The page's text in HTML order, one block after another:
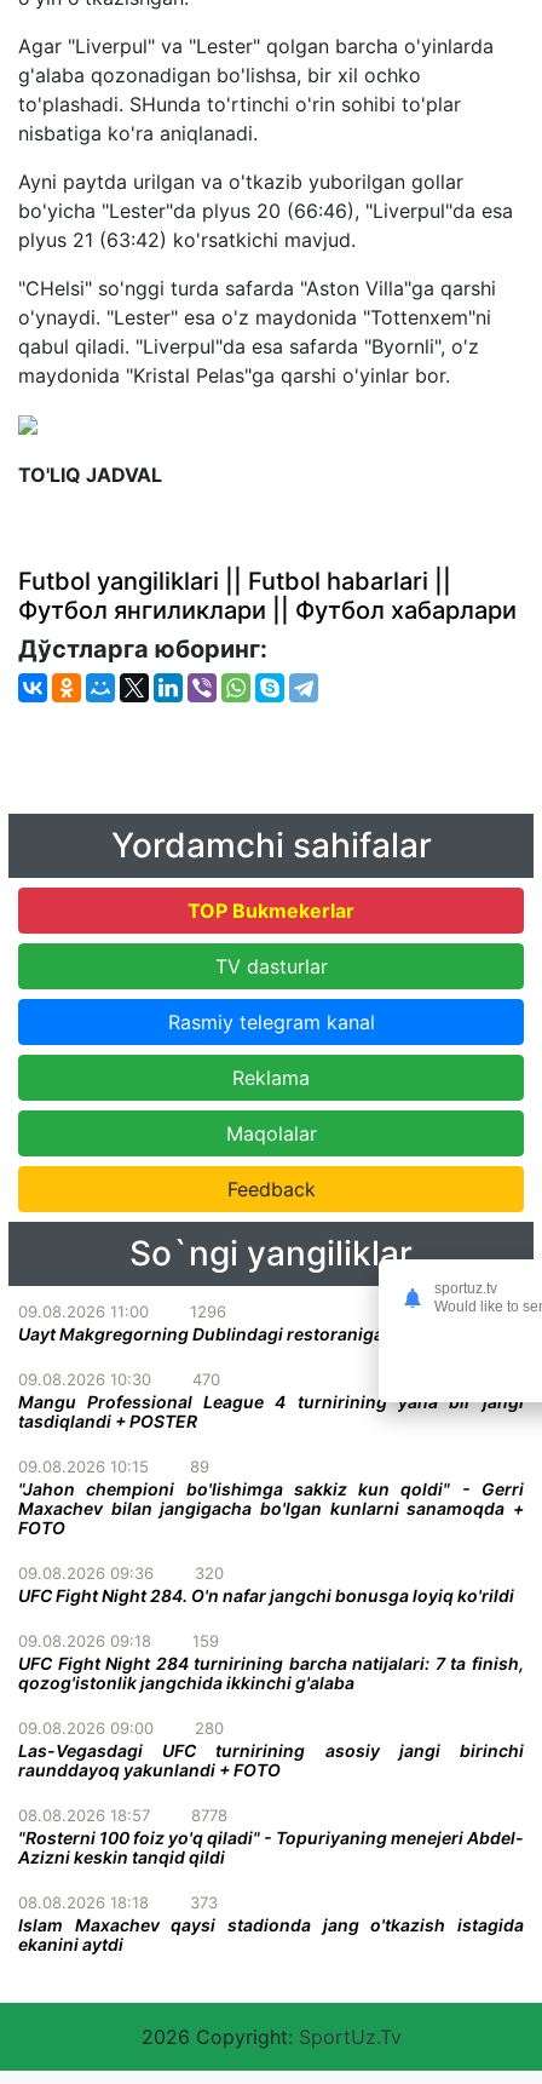
Agar "Liverpul" va "Lester" qolgan barcha o'yinlarda
g'alaba qozonadigan bo'lishsa, bir xil ochko
to'plashadi. SHunda to'rtinchi o'rin sohibi to'plar
nisbatiga ko'ra aniqlanadi.
Ayni paytda urilgan va o'tkazib yuborilgan gollar
bo'yicha "Lester"da plyus 20 (66:46), "Liverpul"da esa
plyus 21 (63:42) ko'rsatkichi mavjud.
"CHelsi" so'nggi turda safarda "Aston Villa"ga qarshi
o'ynaydi. "Lester" esa o'z maydonida "Tottenxem"ni
qabul qiladi. "Liverpul"da esa safarda "Byornli", o'z
maydonida "Kristal Pelas"ga qarshi o'yinlar bor.
TO'LIQ JADVAL
Futbol yangiliklari || Futbol habarlari ||
Футбол янгиликлари || Футбол хабарлари
Дўстларга юборинг:
Yordamchi sahifalar
TOP Bukmekerlar
TV dasturlar
Rasmiy telegram kanal
Reklama
Maqolalar
Feedback
So`ngi yangiliklar
09.08.2026 11:00 1296
Uayt Makgregorning Dublindagi restoraniga tashrif buyurdi
09.08.2026 10:30 470
Mangu Professional League 4 turnirining yana bir jangi
tasdiqlandi + POSTER
09.08.2026 10:15 89
"Jahon chempioni bo'lishimga sakkiz kun qoldi" - Gerri
Maxachev bilan jangigacha bo'lgan kunlarni sanamoqda +
FOTO
09.08.2026 09:36 320
UFC Fight Night 284. O'n nafar jangchi bonusga loyiq ko'rildi
09.08.2026 09:18 159
UFC Fight Night 284 turnirining barcha natijalari: 7 ta finish,
qozog'istonlik jangchida ikkinchi g'alaba
09.08.2026 09:00 280
Las-Vegasdagi UFC turnirining asosiy jangi birinchi
raunddayoq yakunlandi + FOTO
08.08.2026 18:57 8778
"Rosterni 100 foiz yo'q qiladi" - Topuriyaning menejeri Abdel-
Azizni keskin tanqid qildi
08.08.2026 18:18 373
Islam Maxachev qaysi stadionda jang o'tkazish istagida
ekanini aytdi
2026 Copyright: SportUz.Tv
sportuz.tv
Would like to